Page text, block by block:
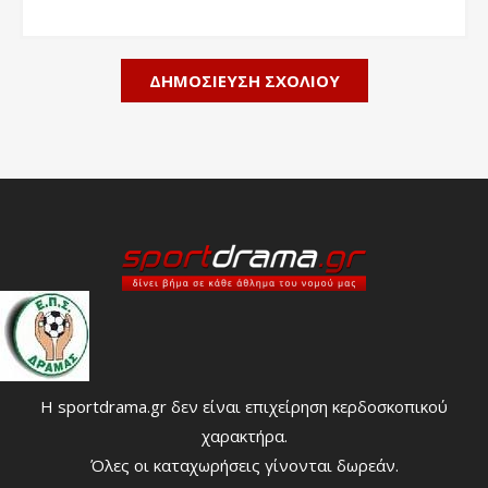
Η sportdrama.gr δεν είναι επιχείρηση κερδοσκοπικού
χαρακτήρα.
Όλες οι καταχωρήσεις γίνονται δωρεάν.